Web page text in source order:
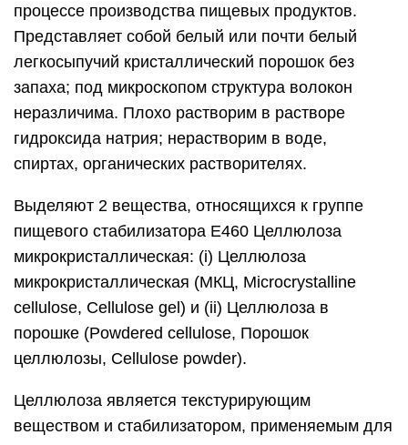
процессе производства пищевых продуктов.
Представляет собой белый или почти белый
легкосыпучий кристаллический порошок без
запаха; под микроскопом структура волокон
неразличима. Плохо растворим в растворе
гидроксида натрия; нерастворим в воде,
спиртах, органических растворителях.
Выделяют 2 вещества, относящихся к группе
пищевого стабилизатора Е460 Целлюлоза
микрокристаллическая: (i) Целлюлоза
микрокристаллическая (МКЦ, Microcrystalline
cellulose, Cellulose gel) и (ii) Целлюлоза в
порошке (Powdered cellulose, Порошок
целлюлозы, Cellulose powder).
Целлюлоза является текстурирующим
веществом и стабилизатором, применяемым для